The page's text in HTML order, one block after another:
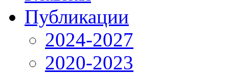
Публикации
2024-2027
2020-2023